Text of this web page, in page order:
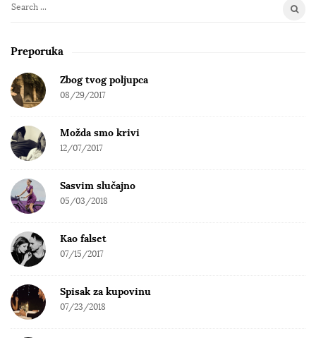
S
a
c
h
r
Preporuka
Zbog tvog poljupca
08/29/2017
Možda smo krivi
12/07/2017
Sasvim slučajno
05/03/2018
Kao falset
07/15/2017
Spisak za kupovinu
07/23/2018